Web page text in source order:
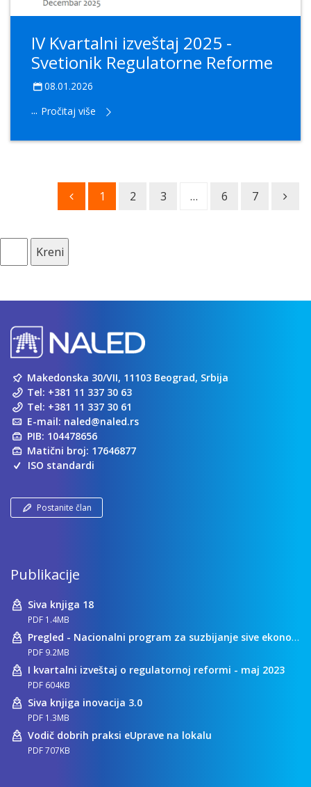
IV Kvartalni izveštaj 2025 -
Svetionik Regulatorne Reforme
08.01.2026
... Pročitaj više
1 2 3 … 6 7
Kreni
Makedonska 30/VII, 11103 Beograd, Srbija
Tel: +381 11 337 30 63
Tel: +381 11 337 30 61
E-mail: naled@naled.rs
PIB: 104478656
Matični broj: 17646877
ISO standardi
Postanite član
Publikacije
Siva knjiga 18
PDF 1.4MB
Pregled - Nacionalni program za suzbijanje sive ekonomije
PDF 9.2MB
I kvartalni izveštaj o regulatornoj reformi - maj 2023
PDF 604KB
Siva knjiga inovacija 3.0
PDF 1.3MB
Vodič dobrih praksi eUprave na lokalu
PDF 707KB